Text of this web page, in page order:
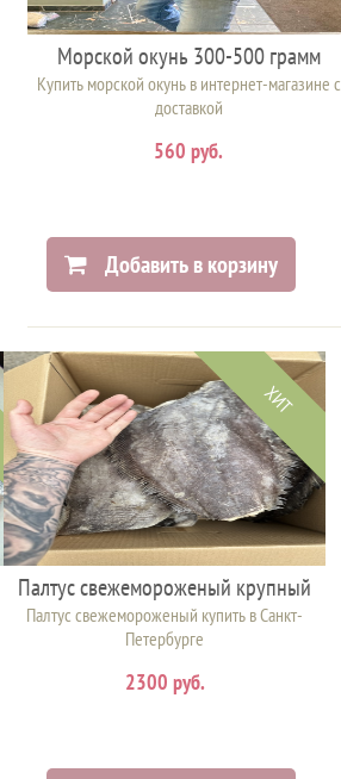
Морской окунь 300-500 грамм
Купить морской окунь в интернет-магазине с
доставкой
560 руб.
Добавить в корзину
ХИТ
Палтус свежемороженый крупный
Палтус свежемороженый купить в Санкт-
Петербурге
2300 руб.